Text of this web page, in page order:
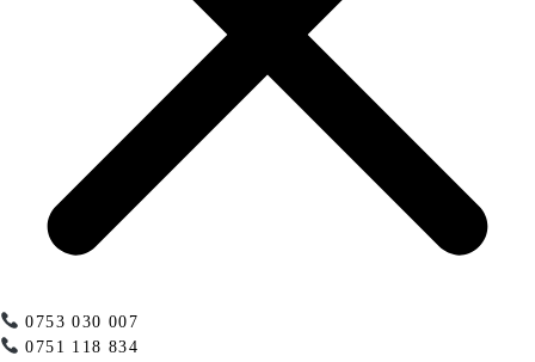
0753 030 007
0751 118 834